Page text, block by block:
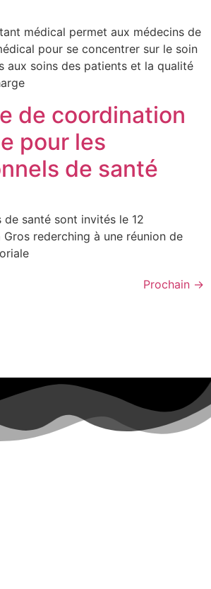
médical permet aux médecins de
pour se concentrer sur le soin
aux soins des patients et la qualité
de coordination
pour les
de santé
de santé sont invités le 12
Gros rederching à une réunion de
Prochain →